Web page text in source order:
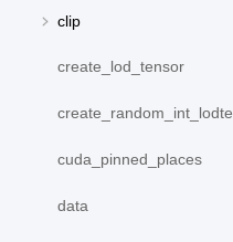
clip
create_lod_tensor
create_random_int_lodtensor
cuda_pinned_places
data